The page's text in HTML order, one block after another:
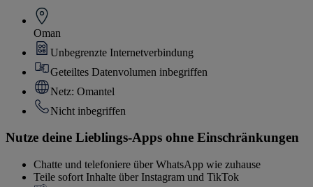
Oman
Unbegrenzte Internetverbindung
Geteiltes Datenvolumen inbegriffen
Netz: Omantel
Nicht inbegriffen
Nutze deine Lieblings-Apps ohne Einschränkungen
Chatte und telefoniere über WhatsApp wie zuhause
Teile sofort Inhalte über Instagram und TikTok